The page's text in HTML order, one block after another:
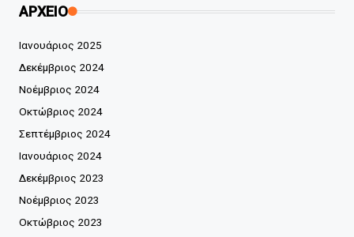
ΑΡΧΕΙΟ
Ιανουάριος 2025
Δεκέμβριος 2024
Νοέμβριος 2024
Οκτώβριος 2024
Σεπτέμβριος 2024
Ιανουάριος 2024
Δεκέμβριος 2023
Νοέμβριος 2023
Οκτώβριος 2023